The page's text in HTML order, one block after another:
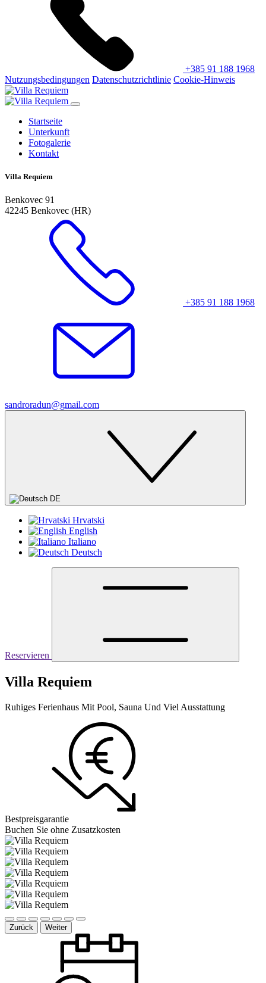
+385 91 188 1968
Nutzungsbedingungen Datenschutzrichtlinie Cookie-Hinweis
Startseite
Unterkunft
Fotogalerie
Kontakt
Villa Requiem
Benkovec 91
42245 Benkovec (HR)
+385 91 188 1968
sandroradun@gmail.com
DE
Hrvatski
English
Italiano
Deutsch
Reservieren
Villa Requiem
Ruhiges Ferienhaus Mit Pool, Sauna Und Viel Ausstattung
Bestpreisgarantie
Buchen Sie ohne Zusatzkosten
Zurück Weiter